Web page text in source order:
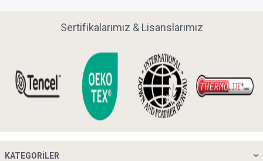
Sertifikalarımız & Lisanslarımız
KATEGORILER